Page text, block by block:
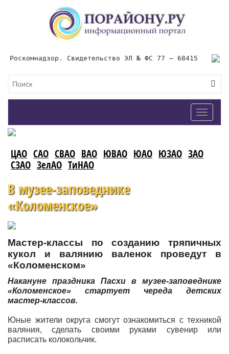
Роскомнадзор. Свидетельство ЭЛ № ФС 77 – 68415
Toggle
ЦАО САО СВАО ВАО ЮВАО ЮАО ЮЗАО ЗАО
СЗАО ЗелАО ТиНАО
В музее-заповеднике
«Коломенское»
Мастер-классы по созданию тряпичных
кукол и валянию валенок проведут в
«Коломенском»
Накануне праздника Пасхи в музее-заповеднике
«Коломенское» стартует череда детских
мастер-классов.
Юные жители округа смогут ознакомиться с техникой
валяния, сделать своими руками сувенир или
расписать колокольчик.